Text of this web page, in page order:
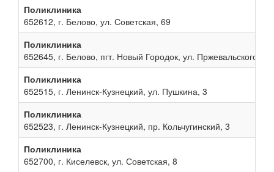
Поликлиника
652612, г. Белово, ул. Советская, 69
Поликлиника
652645, г. Белово, пгт. Новый Городок, ул. Пржевальского, 13
Поликлиника
652515, г. Ленинск-Кузнецкий, ул. Пушкина, 3
Поликлиника
652523, г. Ленинск-Кузнецкий, пр. Кольчугинский, 3
Поликлиника
652700, г. Киселевск, ул. Советская, 8